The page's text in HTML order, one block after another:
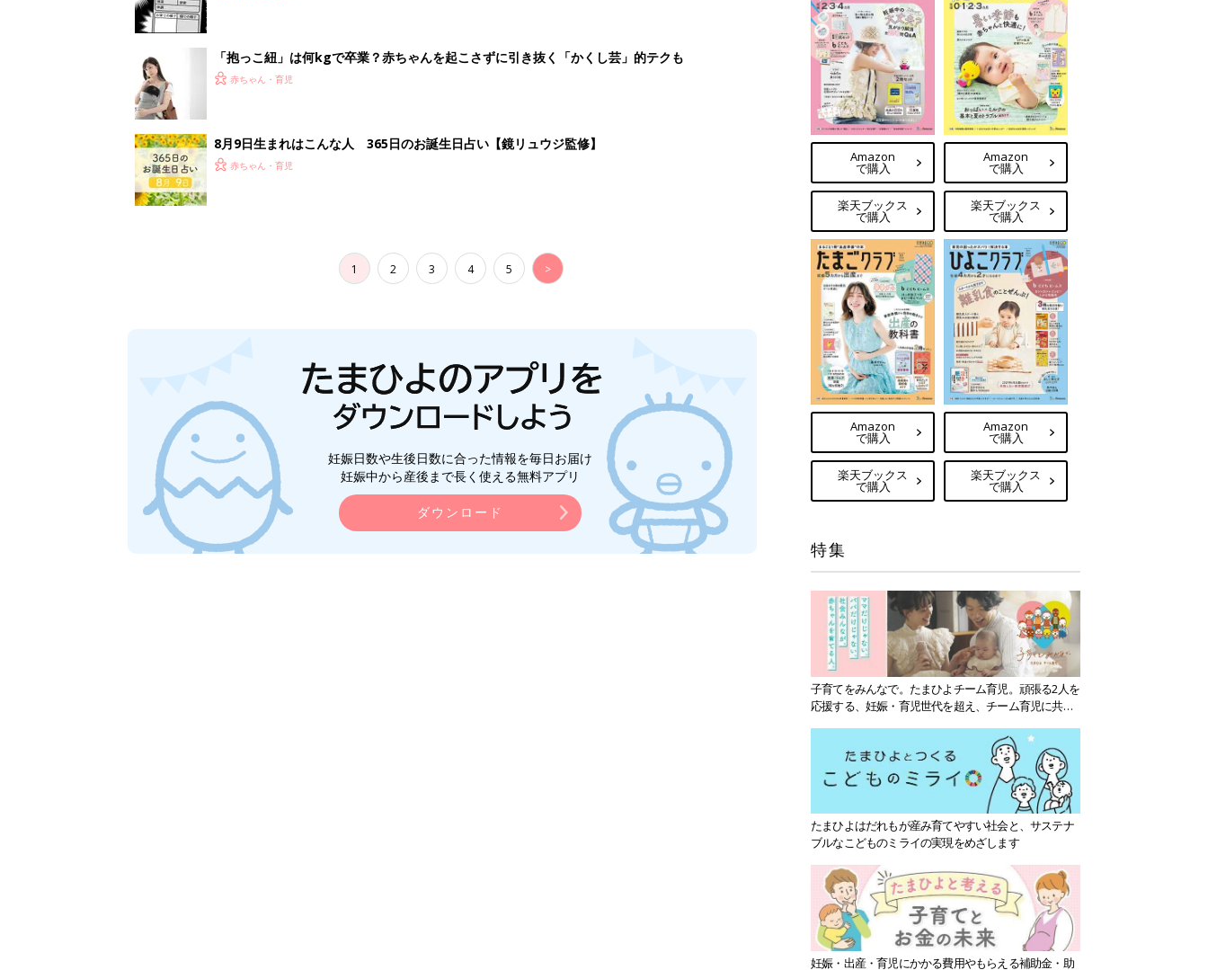
「抱っこ紐」は何kgで卒業？赤ちゃんを起こさずに引き抜く「かくし芸」的テクも
赤ちゃん・育児
8月9日生まれはこんな人 365日のお誕生日占い【鏡リュウジ監修】
赤ちゃん・育児
1 2 3 4 5 >
妊娠日数や生後日数に合った情報を毎日お届け
妊娠中から産後まで長く使える無料アプリ
ダウンロード
Amazon
で購入
楽天ブックス
で購入
Amazon
で購入
楽天ブックス
で購入
Amazon
で購入
楽天ブックス
で購入
Amazon
で購入
楽天ブックス
で購入
特集
子育てをみんなで。たまひよチーム育児。頑張る2人を
応援する、妊娠・育児世代を超え、チーム育児に共感
たまひよはだれもが産み育てやすい社会と、サステナ
ブルなこどものミライの実現をめざします
妊娠・出産・育児にかかる費用やもらえる補助金・助